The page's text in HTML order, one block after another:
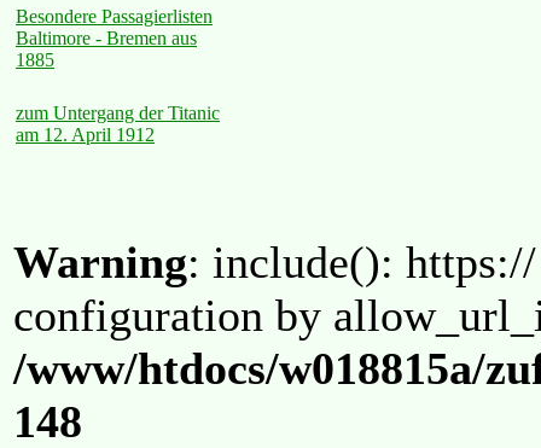
Besondere Passagierlisten
Baltimore - Bremen aus
1885
zum Untergang der Titanic
am 12. April 1912
Warning: include():
configuration by
/www/htdocs/w018815a/
148